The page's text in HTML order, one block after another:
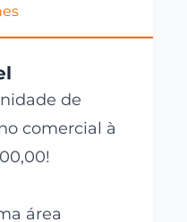
de
comercial à
área